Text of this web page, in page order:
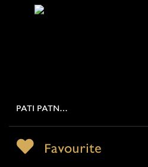
PATI PATNI
AUR WOH
Favourite